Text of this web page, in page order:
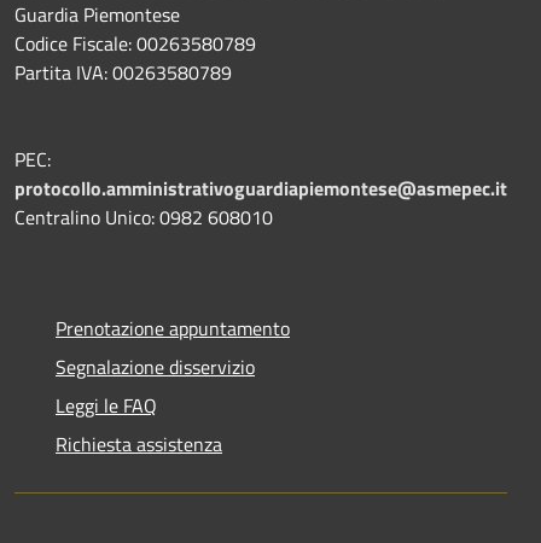
Guardia Piemontese
Codice Fiscale: 00263580789
Partita IVA: 00263580789
PEC:
protocollo.amministrativoguardiapiemontese@asmepec.it
Centralino Unico: 0982 608010
Prenotazione appuntamento
Segnalazione disservizio
Leggi le FAQ
Richiesta assistenza